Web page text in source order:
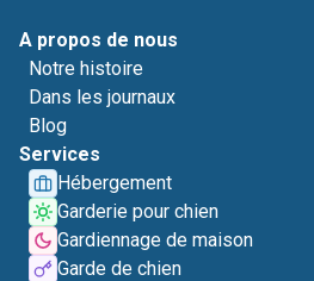
A propos de nous
Notre histoire
Dans les journaux
Blog
Services
Hébergement
Garderie pour chien
Gardiennage de maison
Garde de chien